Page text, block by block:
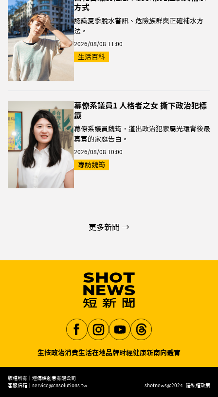
方式
認識夏季脫水警訊、危險族群與正確補水方
法。
2026/08/08 11:00
生活百科
幕僚系議員1 人格者之女 撕下政治犯標
籤
幕僚系議員魏筠，道出政治犯家屬光環背後最
真實的家庭告白。
2026/08/08 10:00
專訪魏筠
更多新聞 →
Aa
生技政治消費生活在地品牌財經健康新南向體育
版權所有｜短傳媒創意有限公司
客服信箱｜ service@cnsolutions.tw shotnews@2024 隱私權政策